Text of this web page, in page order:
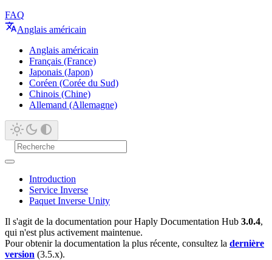
FAQ
Anglais américain
Anglais américain
Français (France)
Japonais (Japon)
Coréen (Corée du Sud)
Chinois (Chine)
Allemand (Allemagne)
Introduction
Service Inverse
Paquet Inverse Unity
Il s'agit de la documentation pour Haply Documentation Hub 3.0.4,
qui n'est plus activement maintenue.
Pour obtenir la documentation la plus récente, consultez la dernière
version (3.5.x).